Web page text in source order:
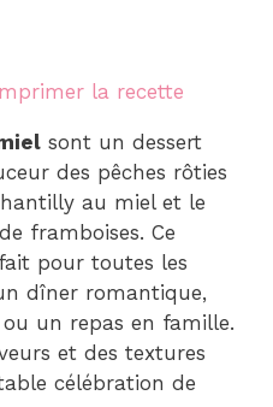
la recette
sont un dessert
des pêches rôties
au miel et le
framboises. Ce
pour toutes les
dîner romantique,
un repas en famille.
et des textures
célébration de